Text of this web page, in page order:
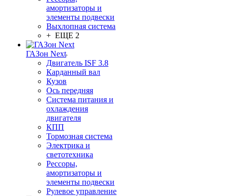
амортизаторы и
элементы подвески
Выхлопная система
+ ЕЩЕ 2
ГАЗон Next
Двигатель ISF 3.8
Карданный вал
Кузов
Ось передняя
Система питания и
охлаждения
двигателя
КПП
Тормозная система
Электрика и
светотехника
Рессоры,
амортизаторы и
элементы подвески
Рулевое управление